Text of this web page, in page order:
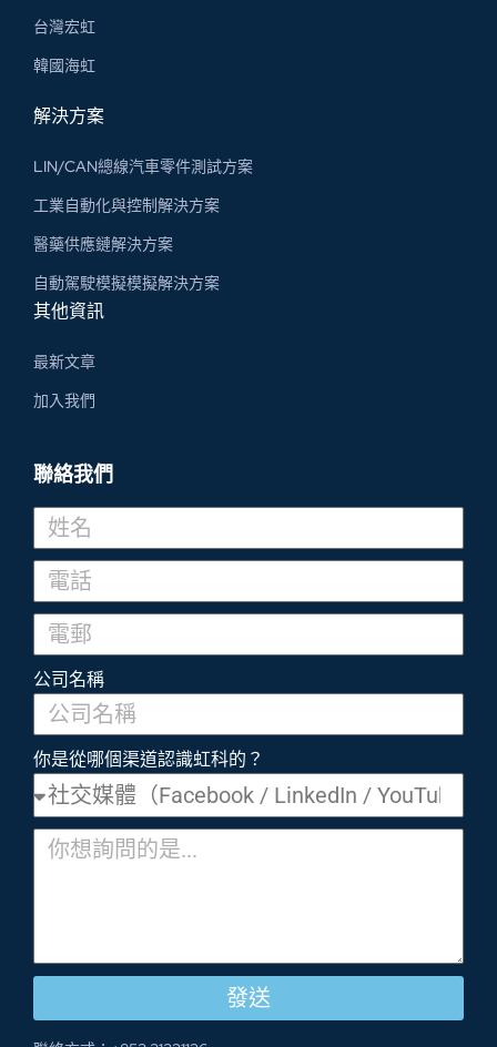
台灣宏虹
韓國海虹
解決方案
LIN/CAN總線汽車零件測試方案
工業自動化與控制解決方案
醫藥供應鏈解決方案
自動駕駛模擬模擬解決方案
其他資訊
最新文章
加入我們
聯絡我們
公司名稱
你是從哪個渠道認識虹科的？
發送